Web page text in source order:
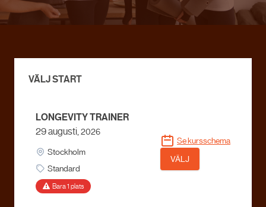
VÄLJ START
LONGEVITY TRAINER
29 augusti,2026
Stockholm
Standard
Bara 1 plats
Se kursschema
VÄLJ